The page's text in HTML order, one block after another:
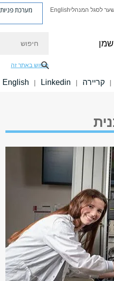
לסגל המנהליEnglish מערכת פניות
חיפוש באתר זה
| קריירה |
Linkedin
|
English